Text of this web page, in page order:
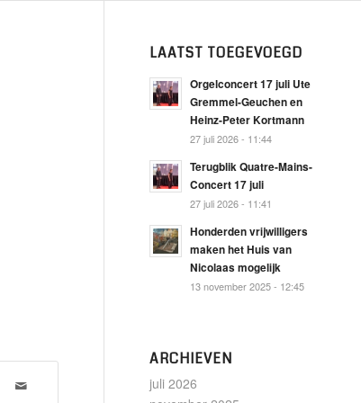
LAATST TOEGEVOEGD
Orgelconcert 17 juli Ute
Gremmel-Geuchen en
Heinz-Peter Kortmann
27 juli 2026 - 11:44
Terugblik Quatre-Mains-
Concert 17 juli
27 juli 2026 - 11:41
Honderden vrijwilligers
maken het Huis van
Nicolaas mogelijk
13 november 2025 - 12:45
ARCHIEVEN
juli 2026